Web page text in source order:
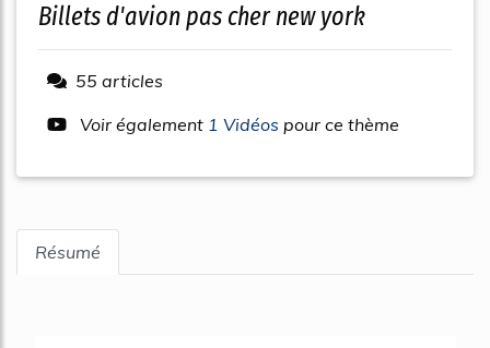
billets d'avion pas cher new york
55 articles
Voir également 1 Vidéos pour ce thème
Résumé